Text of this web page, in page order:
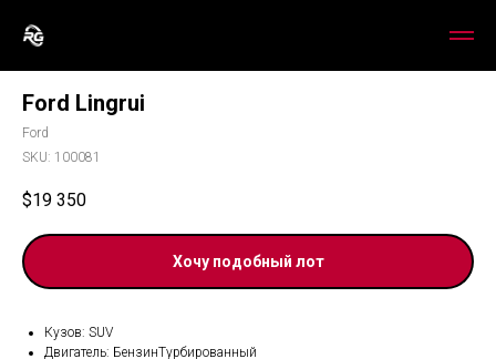
Ford Lingrui
Ford
SKU: 100081
$19 350
Хочу подобный лот
Кузов: SUV
Двигатель: БензинТурбированный